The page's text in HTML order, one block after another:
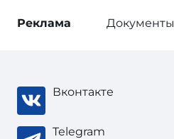
Реклама Документы
Вконтакте
Telegram